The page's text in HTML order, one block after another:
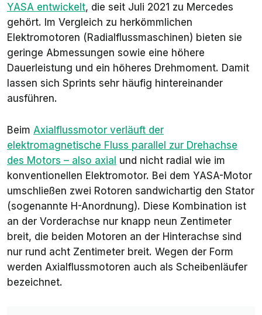
YASA entwickelt, die seit Juli 2021 zu Mercedes
gehört. Im Vergleich zu herkömmlichen
Elektromotoren (Radialflussmaschinen) bieten sie
geringe Abmessungen sowie eine höhere
Dauerleistung und ein höheres Drehmoment. Damit
lassen sich Sprints sehr häufig hintereinander
ausführen.
Beim Axialflussmotor verläuft der
elektromagnetische Fluss parallel zur Drehachse
des Motors – also axial und nicht radial wie im
konventionellen Elektromotor. Bei dem YASA-Motor
umschließen zwei Rotoren sandwichartig den Stator
(sogenannte H-Anordnung). Diese Kombination ist
an der Vorderachse nur knapp neun Zentimeter
breit, die beiden Motoren an der Hinterachse sind
nur rund acht Zentimeter breit. Wegen der Form
werden Axialflussmotoren auch als Scheibenläufer
bezeichnet.